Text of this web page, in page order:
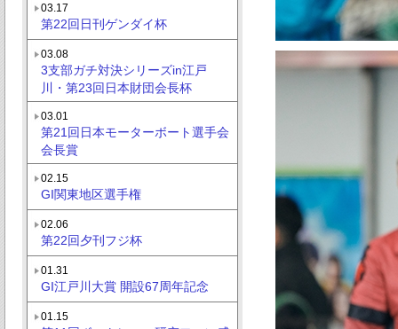
03.17
第22回日刊ゲンダイ杯
03.08
3支部ガチ対決シリーズin江戸
川・第23回日本財団会長杯
03.01
第21回日本モーターボート選手会
会長賞
02.15
GI関東地区選手権
02.06
第22回夕刊フジ杯
01.31
GI江戸川大賞 開設67周年記念
01.15